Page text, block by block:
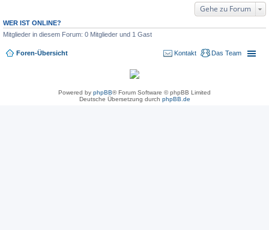
Gehe zu Forum
WER IST ONLINE?
Mitglieder in diesem Forum: 0 Mitglieder und 1 Gast
Foren-Übersicht Das Team
Kontakt
Powered by phpBB® Forum Software © phpBB Limited
Deutsche Übersetzung durch phpBB.de